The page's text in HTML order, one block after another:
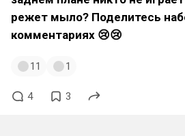
режет мыло? Поделитесь
комментариях 😢😢
11 1
4 3